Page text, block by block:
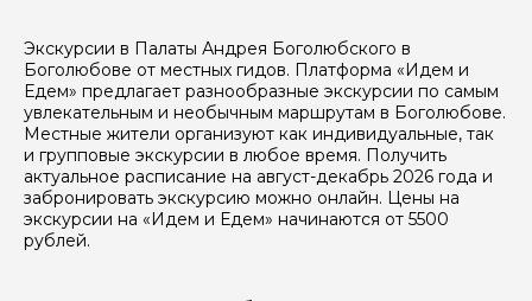
Экскурсии в Палаты Андрея Боголюбского в
Боголюбове от местных гидов. Платформа «Идем и
Едем» предлагает разнообразные экскурсии по самым
увлекательным и необычным маршрутам в Боголюбове.
Местные жители организуют как индивидуальные, так
и групповые экскурсии в любое время. Получить
актуальное расписание на август-декабрь 2026 года и
забронировать экскурсию можно онлайн. Цены на
экскурсии на «Идем и Едем» начинаются от 5500
рублей.